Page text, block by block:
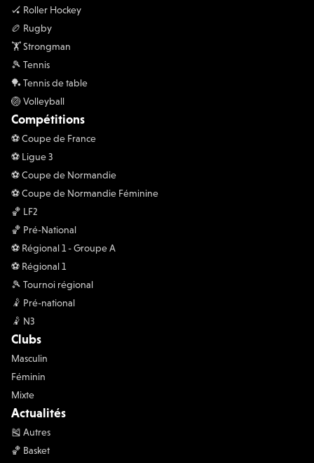
🏑 Roller Hockey
🏉 Rugby
🏋 Strongman
🎾 Tennis
🏓 Tennis de table
🏐 Volleyball
Compétitions
⚽️ Coupe de France
⚽️ Ligue 3
⚽️ Coupe de Normandie
⚽️ Coupe de Normandie Féminine
🏀 LF2
🏀 Pré-National
⚽️ Régional 1 - Groupe A
⚽️ Régional 1
🎾 Tournoi régional
🤾 Pré-national
🤾 N3
Clubs
Masculin
Féminin
Mixte
Actualités
🎽 Autres
🏀 Basket